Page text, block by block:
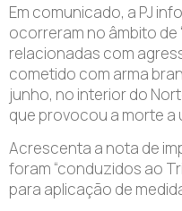
Em comunicado, a PJ
ocorreram no âmbito de
relacionadas com
cometido com arma
junho, no interior do
que provocou a morte a
Acrescenta a nota de
foram “conduzidos ao
para aplicação de